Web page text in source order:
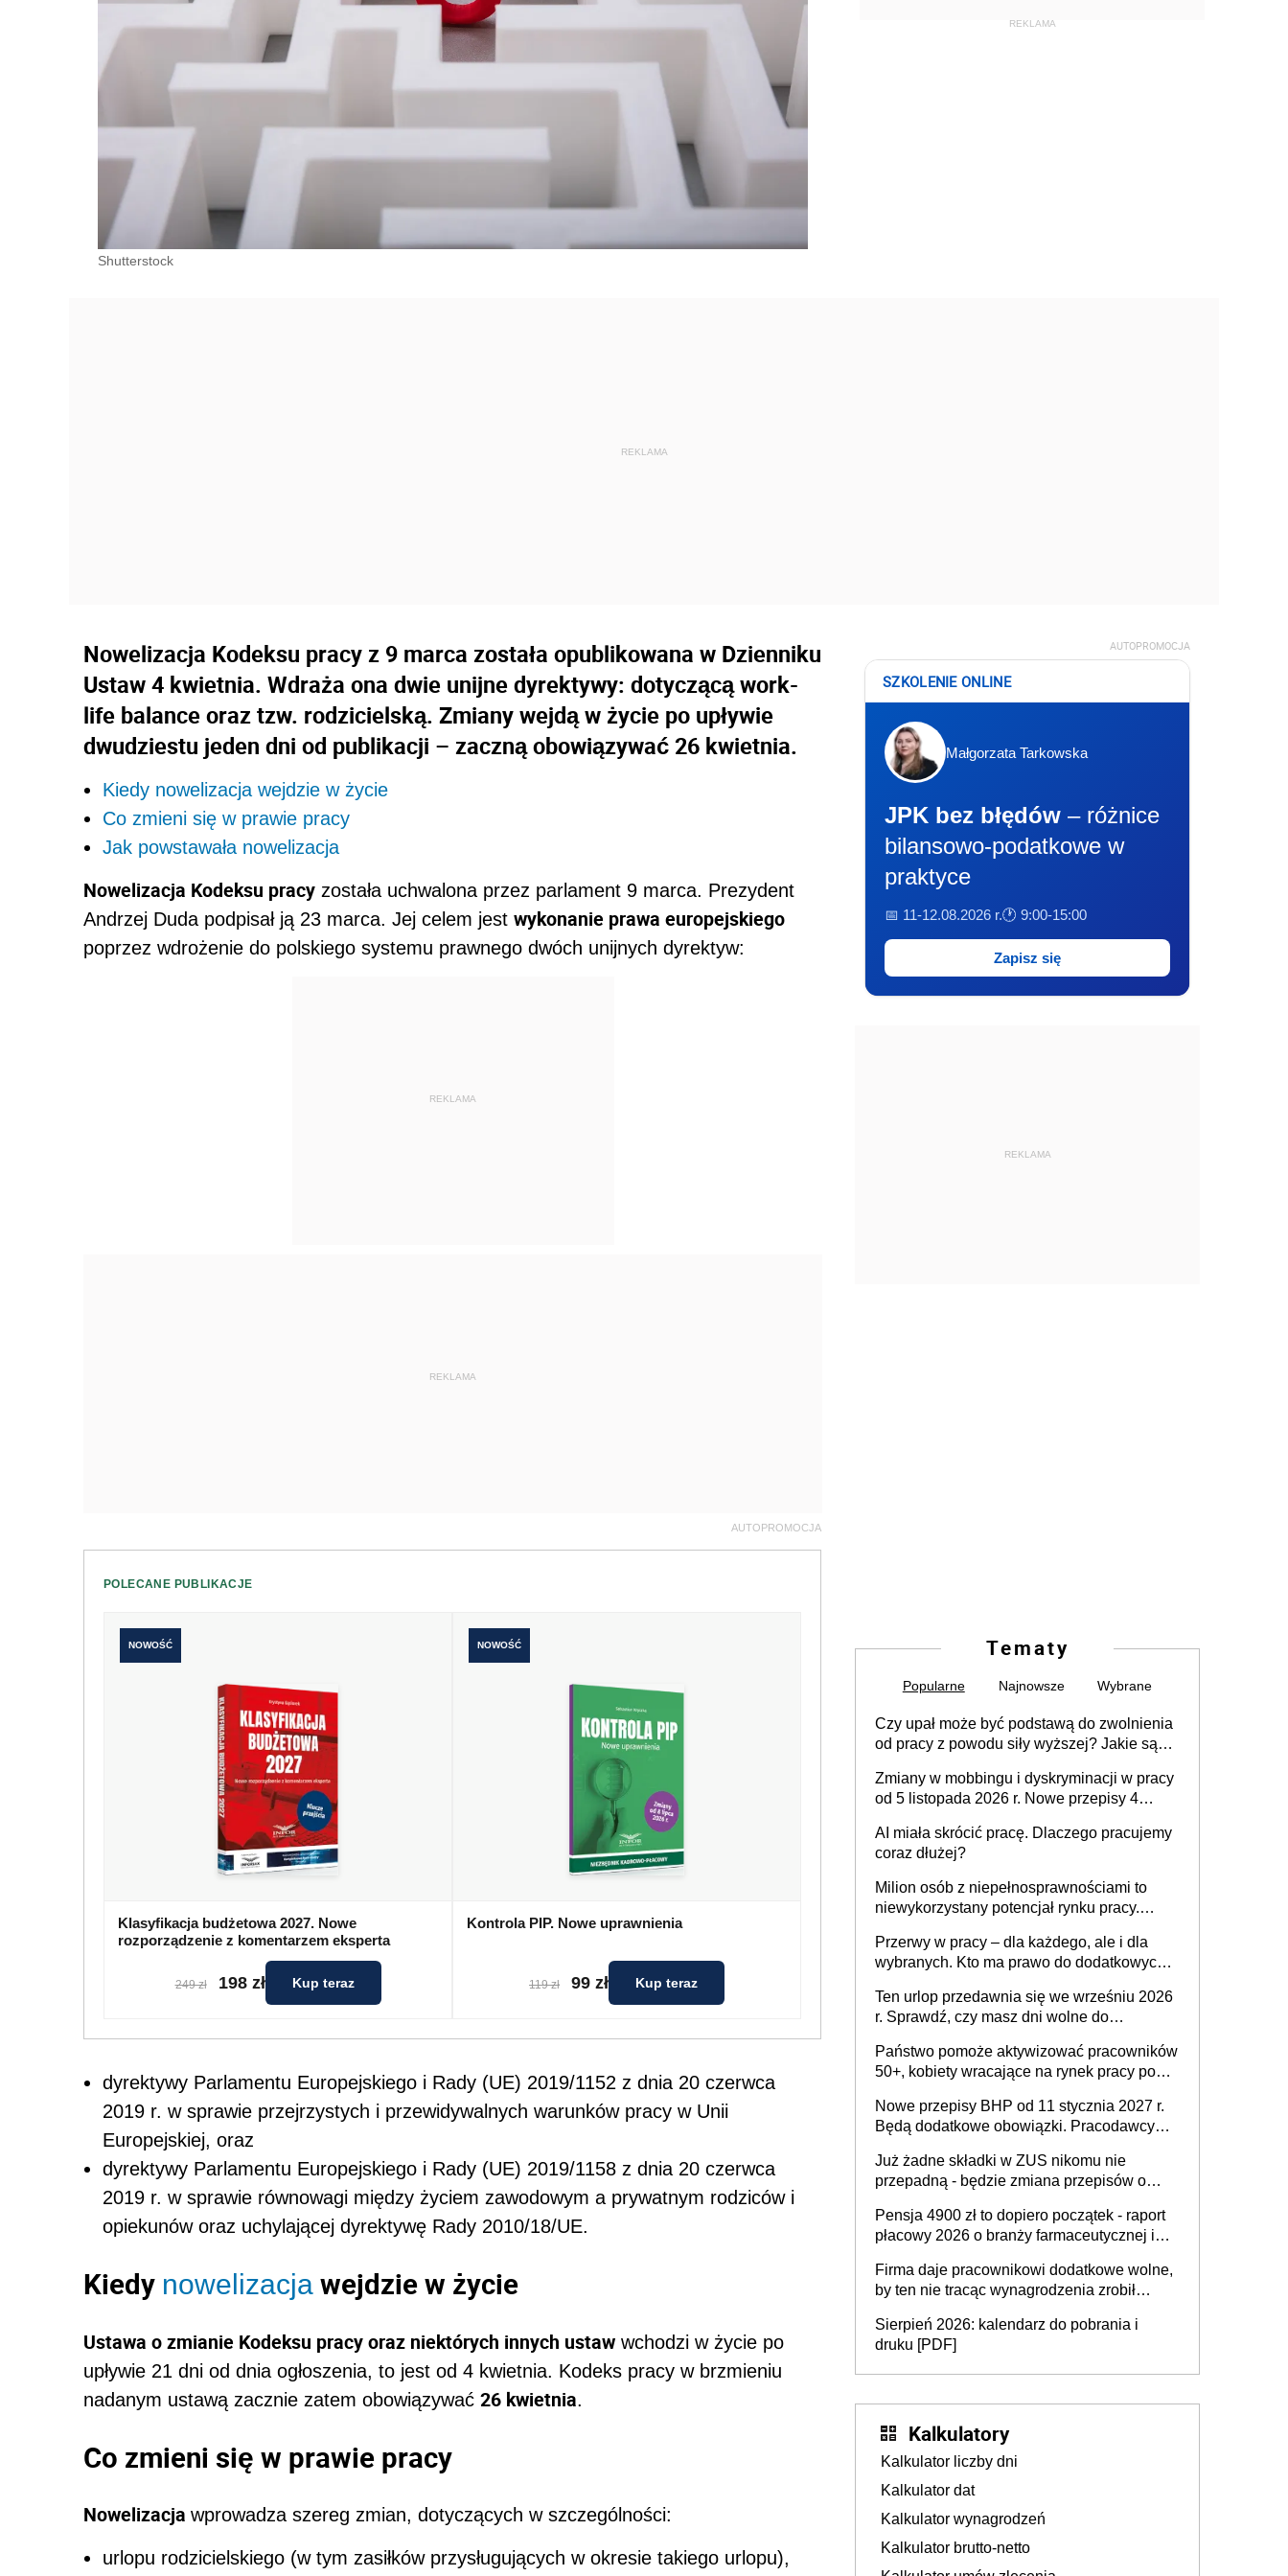
Shutterstock
Nowelizacja Kodeksu pracy z 9 marca została opublikowana w Dzienniku
Ustaw 4 kwietnia. Wdraża ona dwie unijne dyrektywy: dotyczącą work-
life balance oraz tzw. rodzicielską. Zmiany wejdą w życie po upływie
dwudziestu jeden dni od publikacji – zaczną obowiązywać 26 kwietnia.
Kiedy nowelizacja wejdzie w życie
Co zmieni się w prawie pracy
Jak powstawała nowelizacja
Nowelizacja Kodeksu pracy została uchwalona przez parlament 9 marca. Prezydent
Andrzej Duda podpisał ją 23 marca. Jej celem jest wykonanie prawa europejskiego
poprzez wdrożenie do polskiego systemu prawnego dwóch unijnych dyrektyw:
REKLAMA
REKLAMA
AUTOPROMOCJA
POLECANE PUBLIKACJE
NOWOŚĆ
Klasyfikacja budżetowa 2027. Nowe
rozporządzenie z komentarzem eksperta
249 zł 198 zł Kup teraz
NOWOŚĆ
Kontrola PIP. Nowe uprawnienia
119 zł 99 zł Kup teraz
dyrektywy Parlamentu Europejskiego i Rady (UE) 2019/1152 z dnia 20 czerwca
2019 r. w sprawie przejrzystych i przewidywalnych warunków pracy w Unii
Europejskiej, oraz
dyrektywy Parlamentu Europejskiego i Rady (UE) 2019/1158 z dnia 20 czerwca
2019 r. w sprawie równowagi między życiem zawodowym a prywatnym rodziców i
opiekunów oraz uchylającej dyrektywę Rady 2010/18/UE.
Kiedy nowelizacja wejdzie w życie
Ustawa o zmianie Kodeksu pracy oraz niektórych innych ustaw wchodzi w życie po
upływie 21 dni od dnia ogłoszenia, to jest od 4 kwietnia. Kodeks pracy w brzmieniu
nadanym ustawą zacznie zatem obowiązywać 26 kwietnia.
Co zmieni się w prawie pracy
Nowelizacja wprowadza szereg zmian, dotyczących w szczególności:
urlopu rodzicielskiego (w tym zasiłków przysługujących w okresie takiego urlopu),
AUTOPROMOCJA
SZKOLENIE ONLINE
Małgorzata Tarkowska
JPK bez błędów – różnice
bilansowo-podatkowe w
praktyce
📅 11-12.08.2026 r.🕐 9:00-15:00
Zapisz się
REKLAMA
Tematy
Popularne Najnowsze Wybrane
Czy upał może być podstawą do zwolnienia
od pracy z powodu siły wyższej? Jakie są
Zmiany w mobbingu i dyskryminacji w pracy
od 5 listopada 2026 r. Nowe przepisy 4
Ustaw
AI miała skrócić pracę. Dlaczego pracujemy
coraz dłużej?
Milion osób z niepełnosprawnościami to
niewykorzystany potencjał rynku pracy.
dofinansowań czy refundacji, ale bariery po
stronie systemu i świadomości
pracodawców [WYWIAD]
Przerwy w pracy – dla każdego, ale i dla
wybranych. Kto ma prawo do dodatkowych
Ten urlop przedawnia się we wrześniu 2026
r. Sprawdź, czy masz dni wolne do
Państwo pomoże aktywizować pracowników
50+, kobiety wracające na rynek pracy po
osoby neuroatypowe. Powstanie Fundusz
na rzecz Inkluzywności w Zatrudnianiu?
Nowe przepisy BHP od 11 stycznia 2027 r.
Będą dodatkowe obowiązki. Pracodawcy
Już żadne składki w ZUS nikomu nie
przepadną - będzie zmiana przepisów o
ubezpieczeniom społecznym
Pensja 4900 zł to dopiero początek - raport
płacowy 2026 o branży farmaceutycznej i
Firma daje pracownikowi dodatkowe wolne,
by ten nie tracąc wynagrodzenia zrobił
sprawdza
Sierpień 2026: kalendarz do pobrania i
druku [PDF]
Kalkulatory
Kalkulator liczby dni
Kalkulator dat
Kalkulator wynagrodzeń
Kalkulator brutto-netto